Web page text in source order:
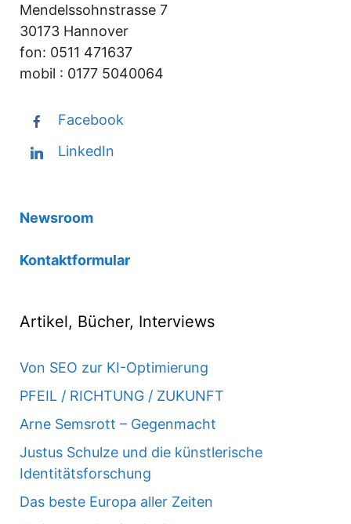
Mendelssohnstrasse 7
30173 Hannover
fon: 0511 471637
mobil : 0177 5040064
Facebook
LinkedIn
Newsroom
Kontaktformular
Artikel, Bücher, Interviews
Von SEO zur KI-Optimierung
PFEIL / RICHTUNG / ZUKUNFT
Arne Semsrott – Gegenmacht
Justus Schulze und die künstlerische
Identitätsforschung
Das beste Europa aller Zeiten